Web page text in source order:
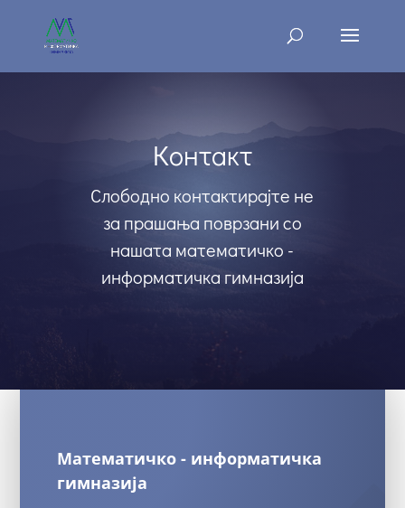
Контакт
Слободно контактирајте не
за прашања поврзани со
нашата математичко -
информатичка гимназија
Математичко - информатичка
гимназија